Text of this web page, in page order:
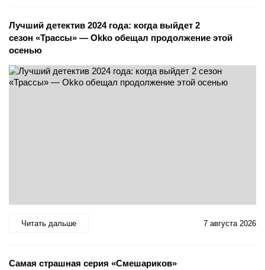
Лучший детектив 2024 года: когда выйдет 2
сезон «Трассы» — Okko обещал продолжение этой
осенью
Читать дальше 7 августа 2026
Самая страшная серия «Смешариков»